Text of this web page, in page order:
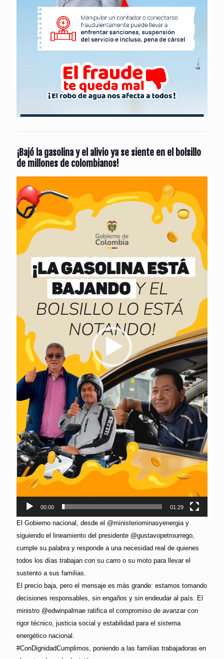
¡Bajó la gasolina y el alivio ya se siente en el bolsillo
de millones de colombianos!
de
vídeo
00:00 01:29
El Gobierno nacional, desde el @ministeriominasyenergia y
siguiendo el lineamiento del presidente @gustavopetrourrego,
cumple su palabra y responde a una necesidad real de quienes
todos los días trabajan con su carro o su moto para llevar el
sustento a sus familias.
El precio baja, pero el mensaje es más grande: estamos tomando
decisiones responsables, sin engaños y sin endeudar al país. El
ministro @edwinpalmae ratifica el compromiso de avanzar con
rigor técnico, justicia social y estabilidad para el sistema
energético nacional.
#ConDignidadCumplimos, poniendo a las familias trabajadoras en